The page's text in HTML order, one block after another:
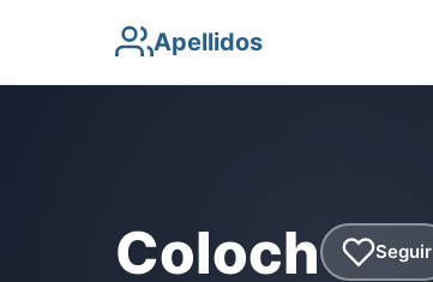
Apellidos
Coloch Seguir